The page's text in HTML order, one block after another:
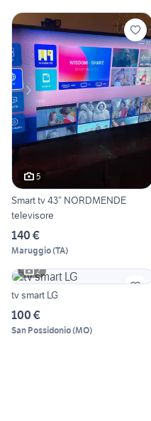
5
Smart tv 43” NORDMENDE
televisore
140 €
Maruggio(TA)
2
tv smart LG
100 €
San Possidonio(MO)